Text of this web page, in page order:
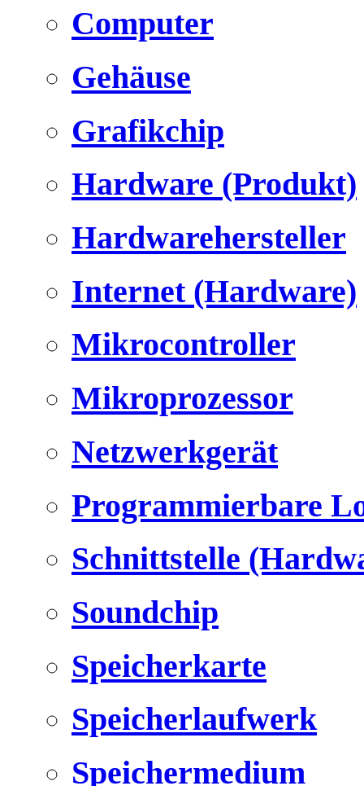
Computer
Gehäuse
Grafikchip
Hardware (Produkt)
Hardwarehersteller
Internet (Hardware)
Mikrocontroller
Mikroprozessor
Netzwerkgerät
Programmierbare
Schnittstelle
Soundchip
Speicherkarte
Speicherlaufwerk
Speichermedium